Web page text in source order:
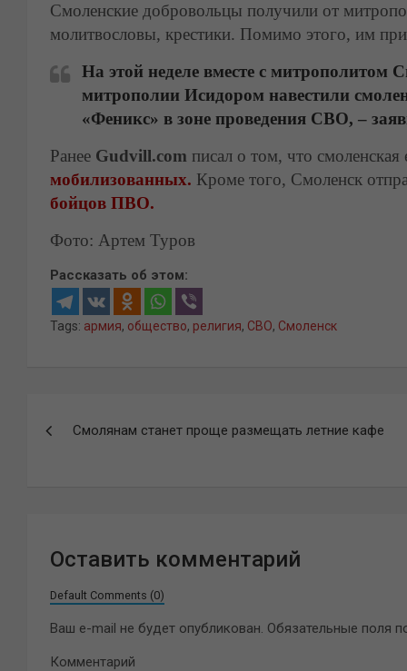
Смоленские добровольцы получили от
молитвословы, крестики. Помимо этого, им
На этой неделе вместе с
митрополии Исидором навестили
«Феникс» в зоне проведения СВО, –
Ранее Gudvill.com писал о том, что смоленская
мобилизованных. Кроме того, Смоленск
бойцов ПВО.
Фото: Артем Туров
Рассказать об этом:
Tags: армия, общество, религия, СВО, Смоленск
Смолянам станет проще размещать летние кафе
Оставить комментарий
Default Comments (0)
Ваш e-mail не будет опубликован. Обязательные поля
Комментарий